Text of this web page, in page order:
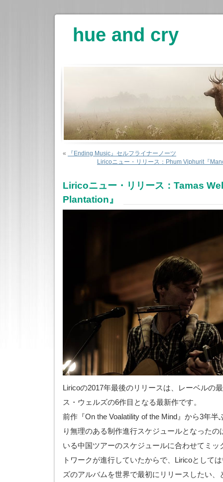
hue and cry
«
『Ending Music』セルフライナーノーツ
Liricoニュー・リリース：Phum Viphurit『
Liricoニュー・リリース：Tamas
Plantation』
Liricoの2017年最後のリリースは、レーベルの
ス・ウェルズの6作目となる最新作です。
前作『On the Voalatility of the Mind』から3年
り無理のある制作進行スケジュールとなった
いる中国ツアーのスケジュールに合わせてミ
トワークが進行していたからで、Liricoとして
ズのアルバムを世界で最初にリリースしたい